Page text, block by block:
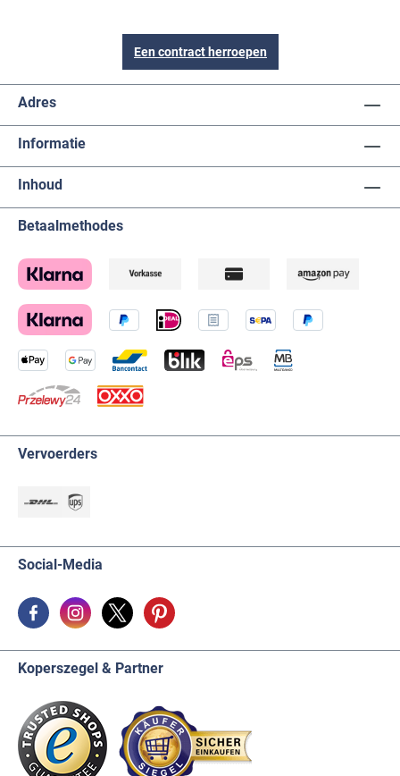
Een contract herroepen
Adres
Informatie
Inhoud
Betaalmethodes
Vervoerders
Social-Media
Koperszegel & Partner